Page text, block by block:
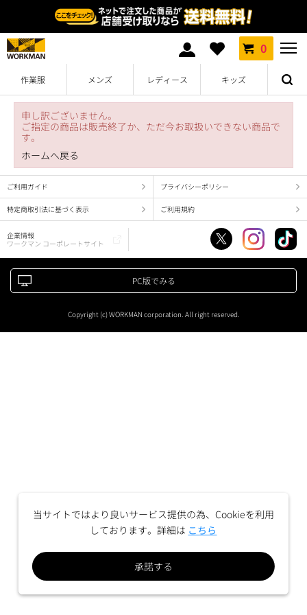
0
作業服 メンズ レディース キッズ
申し訳ございません。
ご指定の商品は販売終了か、ただ今お取扱いできない商品で
す。
ホームへ戻る
ご利用ガイド プライバシーポリシー
特定商取引法に基づく表示 ご利用規約
企業情報
ワークマン コーポレートサイト
PC版でみる
Copyright (c) WORKMAN corporation. All right reserved.
当サイトではより良いサービス提供の為、Cookieを利用
しております。詳細は こちら
承諾する